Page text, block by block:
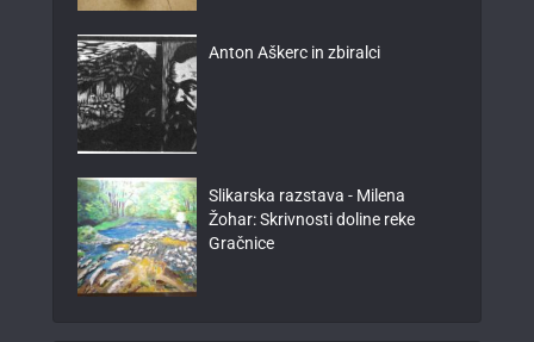
Anton Aškerc in zbiralci
Slikarska razstava - Milena
Žohar: Skrivnosti doline reke
Gračnice